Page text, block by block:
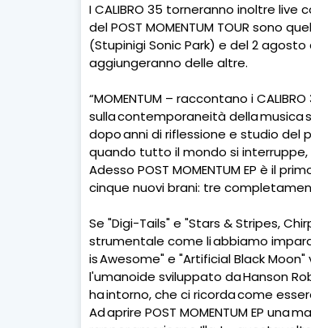
I CALIBRO 35 torneranno inoltre
del POST MOMENTUM TOUR sono
(Stupinigi Sonic Park) e del 2
aggiungeranno delle altre.
“MOMENTUM – raccontano i
sulla contemporaneità della musica
dopo anni di riflessione e studio del
quando tutto il mondo si
Adesso POST MOMENTUM EP è il
cinque nuovi brani: tre
Se "Digi-Tails" e "Stars & Stripes,
strumentale come li abbiamo
is Awesome" e "Artificial Black
l'umanoide sviluppato da Hanson
ha intorno, che ci ricorda come
Ad aprire POST MOMENTUM EP